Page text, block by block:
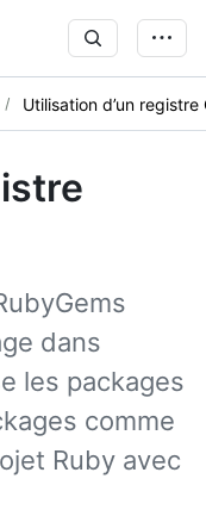
Utilisation d’un
dans
les packages
comme
Ruby avec